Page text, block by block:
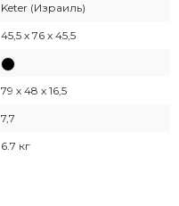
Keter (Израиль)
45,5 x 76 x 45,5
79 x 48 x 16,5
7,7
6.7 кг